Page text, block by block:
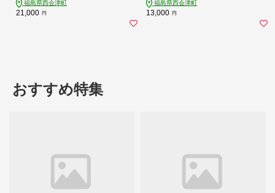
福島県西会津町
21,000 円
福島県西会津町
13,000 円
おすすめ特集